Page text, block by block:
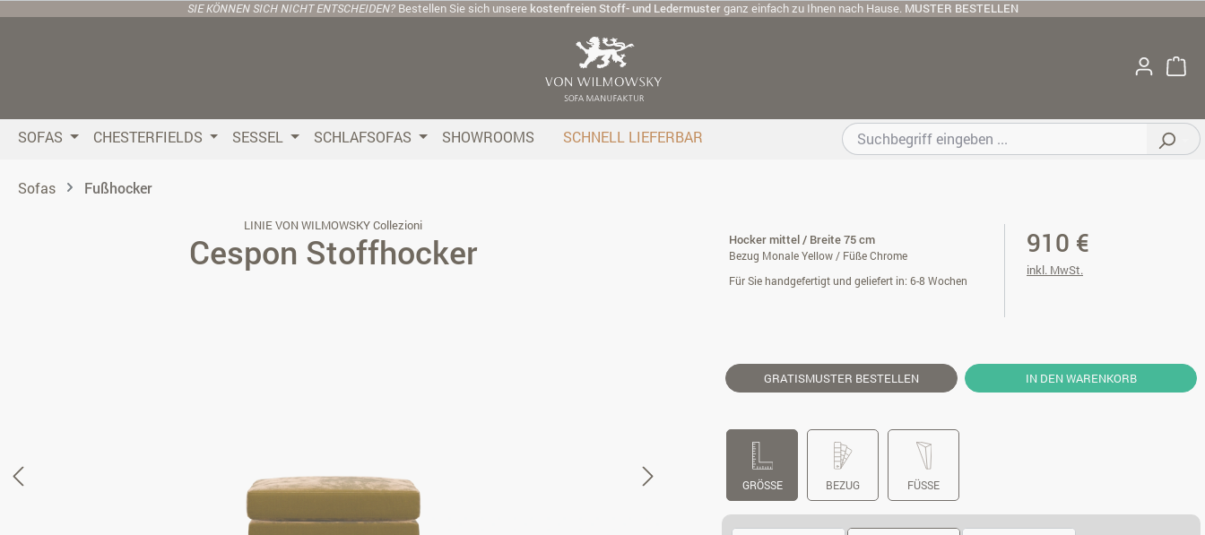
Hauptinhalt springen
Zur Suche springen
Zur Hauptnavigation springen
SIE KÖNNEN SICH NICHT ENTSCHEIDEN? Bestellen Sie sich unsere kostenfreien Stoff- und Ledermusterganz einfach zu Ihnen nach Hause. MUSTER BESTELLEN
SOFAS CHESTERFIELDS SESSEL SCHLAFSOFAS SHOWROOMS SCHNELL LIEFERBAR
Sofas Fußhocker
LINIE VON WILMOWSKY Collezioni
Cespon Stoffhocker Hocker mittel / Breite 75 cm
Bezug Monale Yellow / Füße Chrome
Für Sie handgefertigt und geliefert in: 6-8 Wochen
910 €
inkl. MwSt.
GRATISMUSTER BESTELLEN IN DEN WARENKORB
GRÖSSE BEZUG FÜSSE